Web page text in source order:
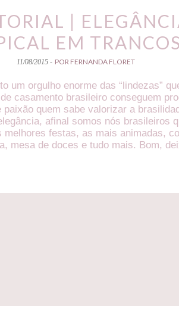
|
EM
11/08/2015 - POR FERNANDA FLORET
um orgulho enorme das “lindezas”
casamento brasileiro conseguem
paixão quem sabe valorizar a
afinal somos nós brasileiros
melhores festas, as mais animadas,
mesa de doces e tudo mais. Bom,